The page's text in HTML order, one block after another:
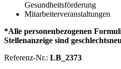
Gesundheitsförderung
Mitarbeiterveranstaltungen
*Alle personenbezogenen
Stellenanzeige sind
Referenz-Nr.: LB_2373